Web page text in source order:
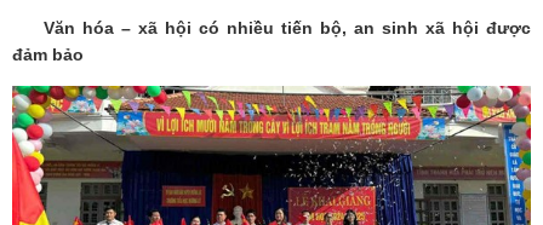
Văn hóa – xã hội có nhiều tiến bộ, an sinh xã hội được
đảm bảo